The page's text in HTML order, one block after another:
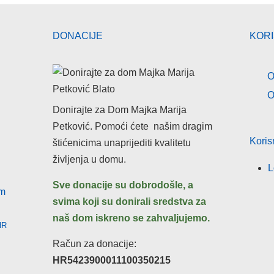
DONACIJE
Donirajte za Dom Majka Marija
Petković. Pomoći ćete našim dragim
štićenicima unaprijediti kvalitetu
življenja u domu.
Sve donacije su dobrodošle, a
svima koji su donirali sredstva za
naš dom iskreno se zahvaljujemo.
Račun za donacije:
HR5423900011100350215